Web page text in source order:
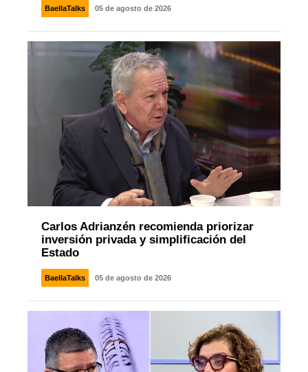
BaellaTalks 05 de agosto de 2026
Carlos Adrianzén recomienda priorizar
inversión privada y simplificación del
Estado
BaellaTalks 05 de agosto de 2026